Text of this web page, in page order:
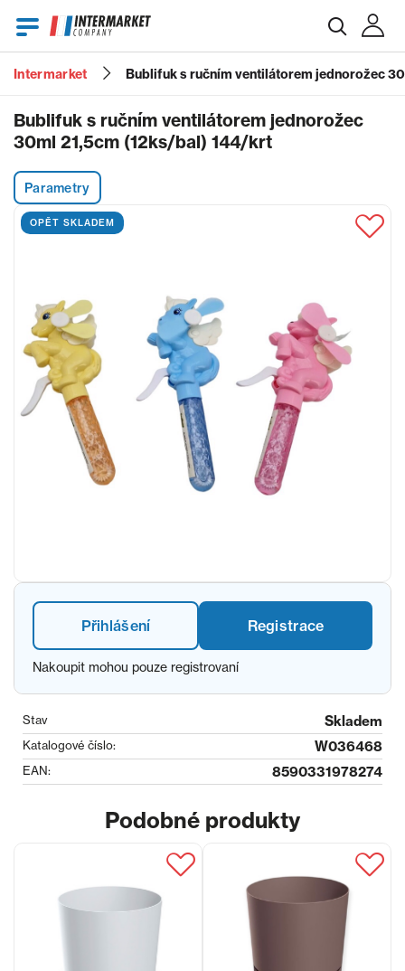
Heslo
Intermarket Bublifuk s ručním ventilátorem jednorožec
Bublifuk s ručním ventilátorem jednorožec
30ml 21,5cm (12ks/bal) 144/krt
Parametry
OPĚT SKLADEM
Přihlášení Registrace
Nakoupit mohou pouze registrovaní
Stav Skladem
Katalogové číslo: W036468
EAN: 8590331978274
Podobné produkty